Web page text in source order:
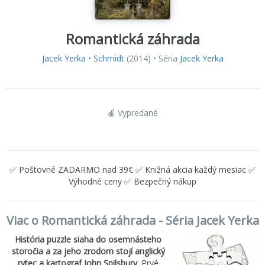
Romantická záhrada
Jacek Yerka • Schmidt(2014) • Séria Jacek Yerka
🍎 Vypredané
✅ Poštovné ZADARMO nad 39€ ✅ Knižná akcia každý mesiac ✅
Výhodné ceny ✅ Bezpečný nákup
Viac o Romantická záhrada - Séria Jacek Yerka
História puzzle siaha do osemnásteho
storočia a za jeho zrodom stojí anglický